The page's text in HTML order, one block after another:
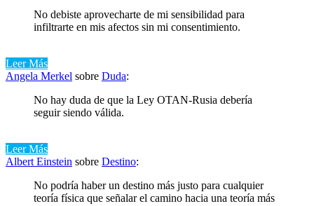
No debiste aprovecharte de mi sensibilidad para
infiltrarte en mis afectos sin mi consentimiento.
Leer Más
Angela Merkel sobre Duda:
No hay duda de que la Ley OTAN-Rusia debería
seguir siendo válida.
Leer Más
Albert Einstein sobre Destino:
No podría haber un destino más justo para cualquier
teoría física que señalar el camino hacia una teoría más